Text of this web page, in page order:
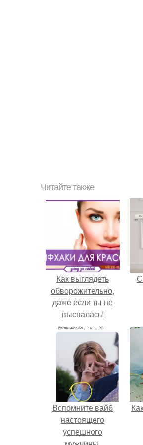
Читайте также
Как выглядеть
обворожительно,
даже если ты не
выспалась!
Вспомните вайб
настоящего
успешного